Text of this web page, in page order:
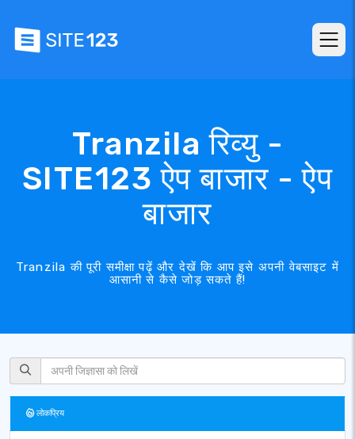
Tranzila रिव्यु -
SITE123 ऐप बाजार - ऐप
बाजार
Tranzila की पूरी समीक्षा पढ़ें और देखें कि आप इसे अपनी वेबसाइट में
आसानी से कैसे जोड़ सकते हैं!
लोकप्रिय